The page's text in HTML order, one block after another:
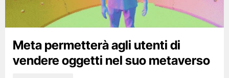
Meta permetterà agli utenti di
vendere oggetti nel suo metaverso